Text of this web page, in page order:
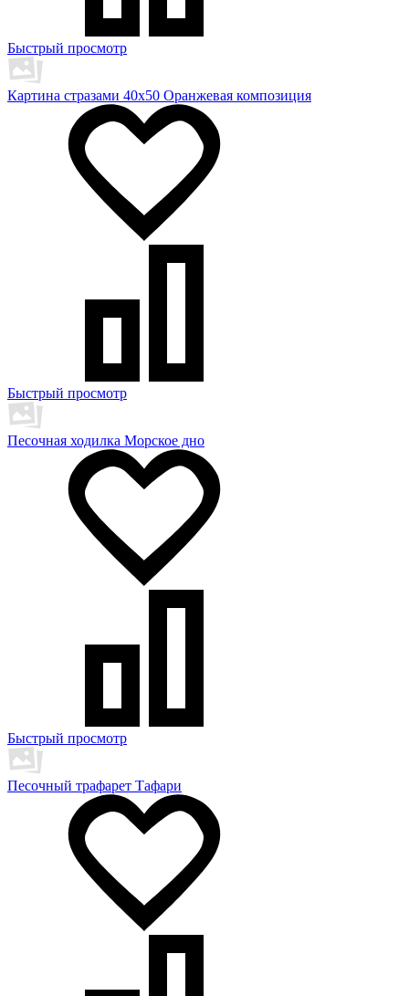
Быстрый просмотр
Картина стразами 40х50 Оранжевая композиция
Быстрый просмотр
Песочная ходилка Морское дно
Быстрый просмотр
Песочный трафарет Тафари